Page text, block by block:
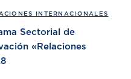
INTERNACIONALES
Sectorial de
«Relaciones